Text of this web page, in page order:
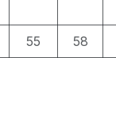
55 58